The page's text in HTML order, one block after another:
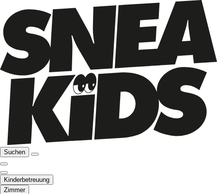
Suchen
Kinderbetreuung
Zimmer